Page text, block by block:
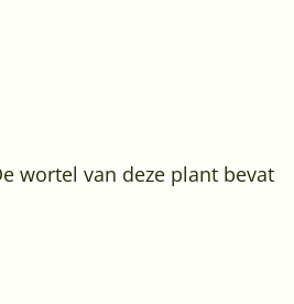
wortel van deze plant bevat